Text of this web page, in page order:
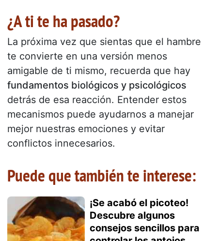
¿A ti te ha pasado?
La próxima vez que sientas que el hambre
te convierte en una versión menos
amigable de ti mismo, recuerda que hay
fundamentos biológicos y psicológicos
detrás de esa reacción. Entender estos
mecanismos puede ayudarnos a manejar
mejor nuestras emociones y evitar
conflictos innecesarios.
Puede que también te interese:
¡Se acabó el picoteo!
Descubre algunos
consejos sencillos para